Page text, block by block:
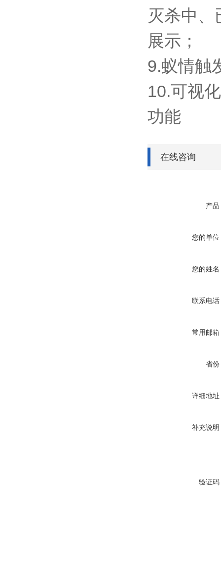
灭杀中
展示；
9.蚁情触
10.可视
功能
在线咨询
产品
您的单位
您的姓名
联系电话
常用邮箱
省份
详细地址
补充说明
验证码